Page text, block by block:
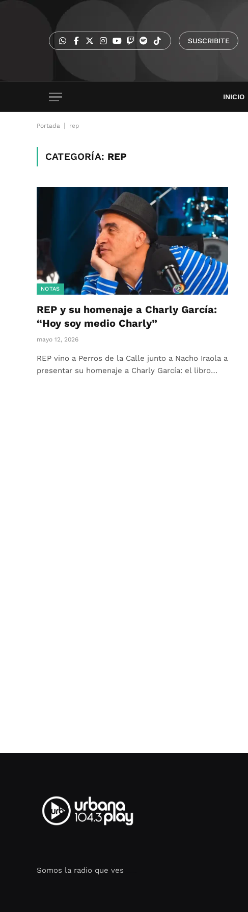
SUSCRIBITE
INICIO
Portada rep
CATEGORÍA: REP
NOTAS
REP y su homenaje a Charly García:
“Hoy soy medio Charly”
mayo 12, 2026
REP vino a Perros de la Calle junto a Nacho Iraola a
presentar su homenaje a Charly García: el libro…
Somos la radio que ves